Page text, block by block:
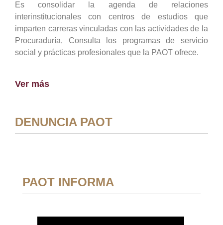
Es consolidar la agenda de relaciones
interinstitucionales con centros de estudios que
imparten carreras vinculadas con las actividades de la
Procuraduría, Consulta los programas de servicio
social y prácticas profesionales que la PAOT ofrece.
Ver más
DENUNCIA PAOT
PAOT INFORMA